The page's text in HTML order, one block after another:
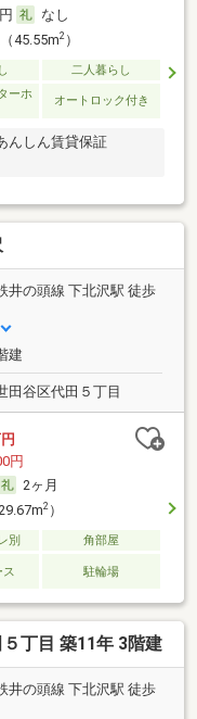
なし
45.55m2）
二人暮らし
ーホ
オートロック付き
んしん賃貸保証
井の頭線 下北沢駅 徒歩
建
田谷区代田５丁目
円
2ヶ月
2）
別
角部屋
ス 駐輪場
丁目 築11年 3階建
井の頭線 下北沢駅 徒歩